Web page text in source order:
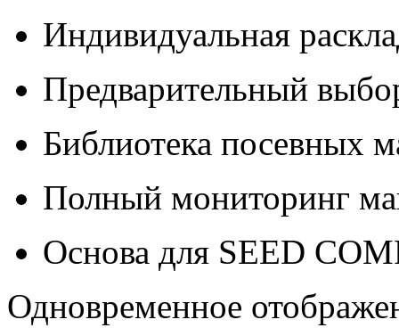
Индивидуальная
Предварительный
Библиотека посевных
Полный мониторинг
Основа для SEED
Одновременное